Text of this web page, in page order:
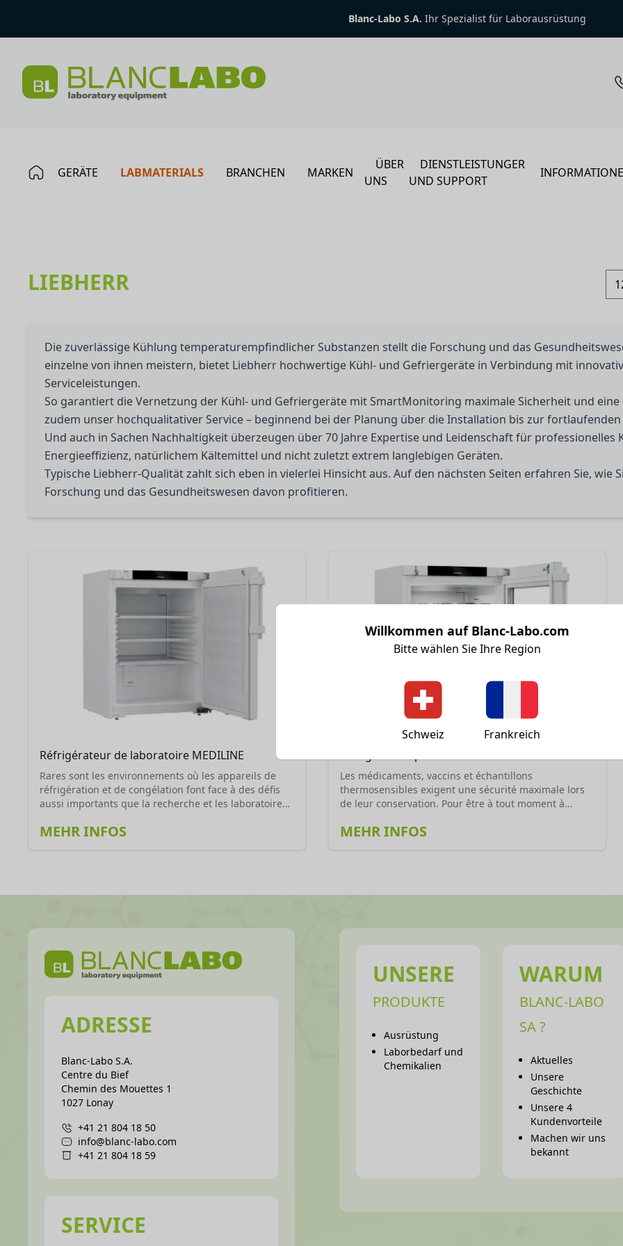
Willkommen auf Blanc-Labo.com
Bitte wählen Sie Ihre Region
Schweiz Frankreich
Blanc-Labo S.A. Ihr Spezialist für Laborausrüstung
GERÄTE LABMATERIALS BRANCHEN MARKEN
ÜBER
UNS
DIENSTLEISTUNGER
UND SUPPORT
LIEBHERR
Die zuverlässige Kühlung temperaturempfindlicher Substanzen stellt die Forschung und das
einzelne von ihnen meistern, bietet Liebherr hochwertige Kühl- und Gefriergeräte in Verbindung mit
Serviceleistungen.
So garantiert die Vernetzung der Kühl- und Gefriergeräte mit SmartMonitoring maximale Sicherheit und
zudem unser hochqualitativer Service – beginnend bei der Planung über die Installation bis zur
Und auch in Sachen Nachhaltigkeit überzeugen über 70 Jahre Expertise und Leidenschaft für
Energieeffizienz, natürlichem Kältemittel und nicht zuletzt extrem langlebigen Geräten.
Typische Liebherr-Qualität zahlt sich eben in vielerlei Hinsicht aus. Auf den nächsten Seiten erfahren Sie,
Forschung und das Gesundheitswesen davon profitieren.
Réfrigérateur de laboratoire MEDILINE
Rares sont les environnements où les appareils de
réfrigération et de congélation font face à des défis
aussi importants que la recherche et les laboratoires.
développée à cet effet et une nouvelle génération
MEHR INFOS
Les médicaments, vaccins et échantillons
thermosensibles exigent une sécurité maximale lors
de leur conservation. Pour être à tout moment à
sécurité 24 heures sur 24.
MEHR INFOS
ADRESSE
Blanc-Labo S.A.
Centre du Bief
Chemin des Mouettes 1
1027 Lonay
+41 21 804 18 50
info@blanc-labo.com
+41 21 804 18 59
SERVICE
UNSERE
PRODUKTE
Ausrüstung
Laborbedarf und
Chemikalien
WARUM
BLANC-LABO
SA ?
Aktuelles
Unsere
Geschichte
Unsere 4
Kundenvorteile
Machen wir uns
bekannt